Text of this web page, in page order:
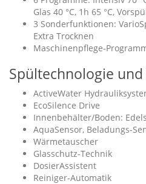
Glas 40 °C, 1h 65 °C,
3 Sonderfunktionen:
Extra Trocknen
Maschinenpflege-
Spültechnologie
ActiveWater
EcoSilence Drive
Innenbehälter/Boden:
AquaSensor, Beladungs-
Wärmetauscher
Glasschutz-Technik
DosierAssistent
Reiniger-Automatik